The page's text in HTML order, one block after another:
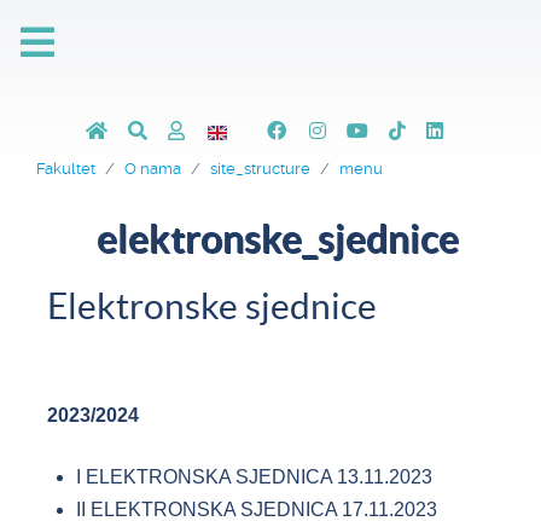
Fakultet O nama site_structure menu
elektronske_sjednice
Elektronske sjednice
2023/2024
I ELEKTRONSKA SJEDNICA 13.11.2023
II ELEKTRONSKA SJEDNICA 17.11.2023